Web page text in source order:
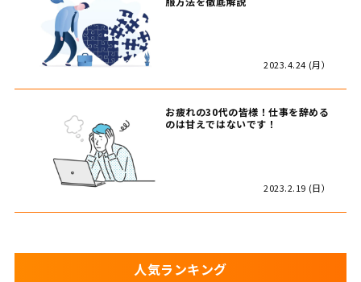
2023.4.24 (月）
お疲れの30代の皆様！仕事を辞める
のは甘えではないです！
2023.2.19 (日）
人気ランキング